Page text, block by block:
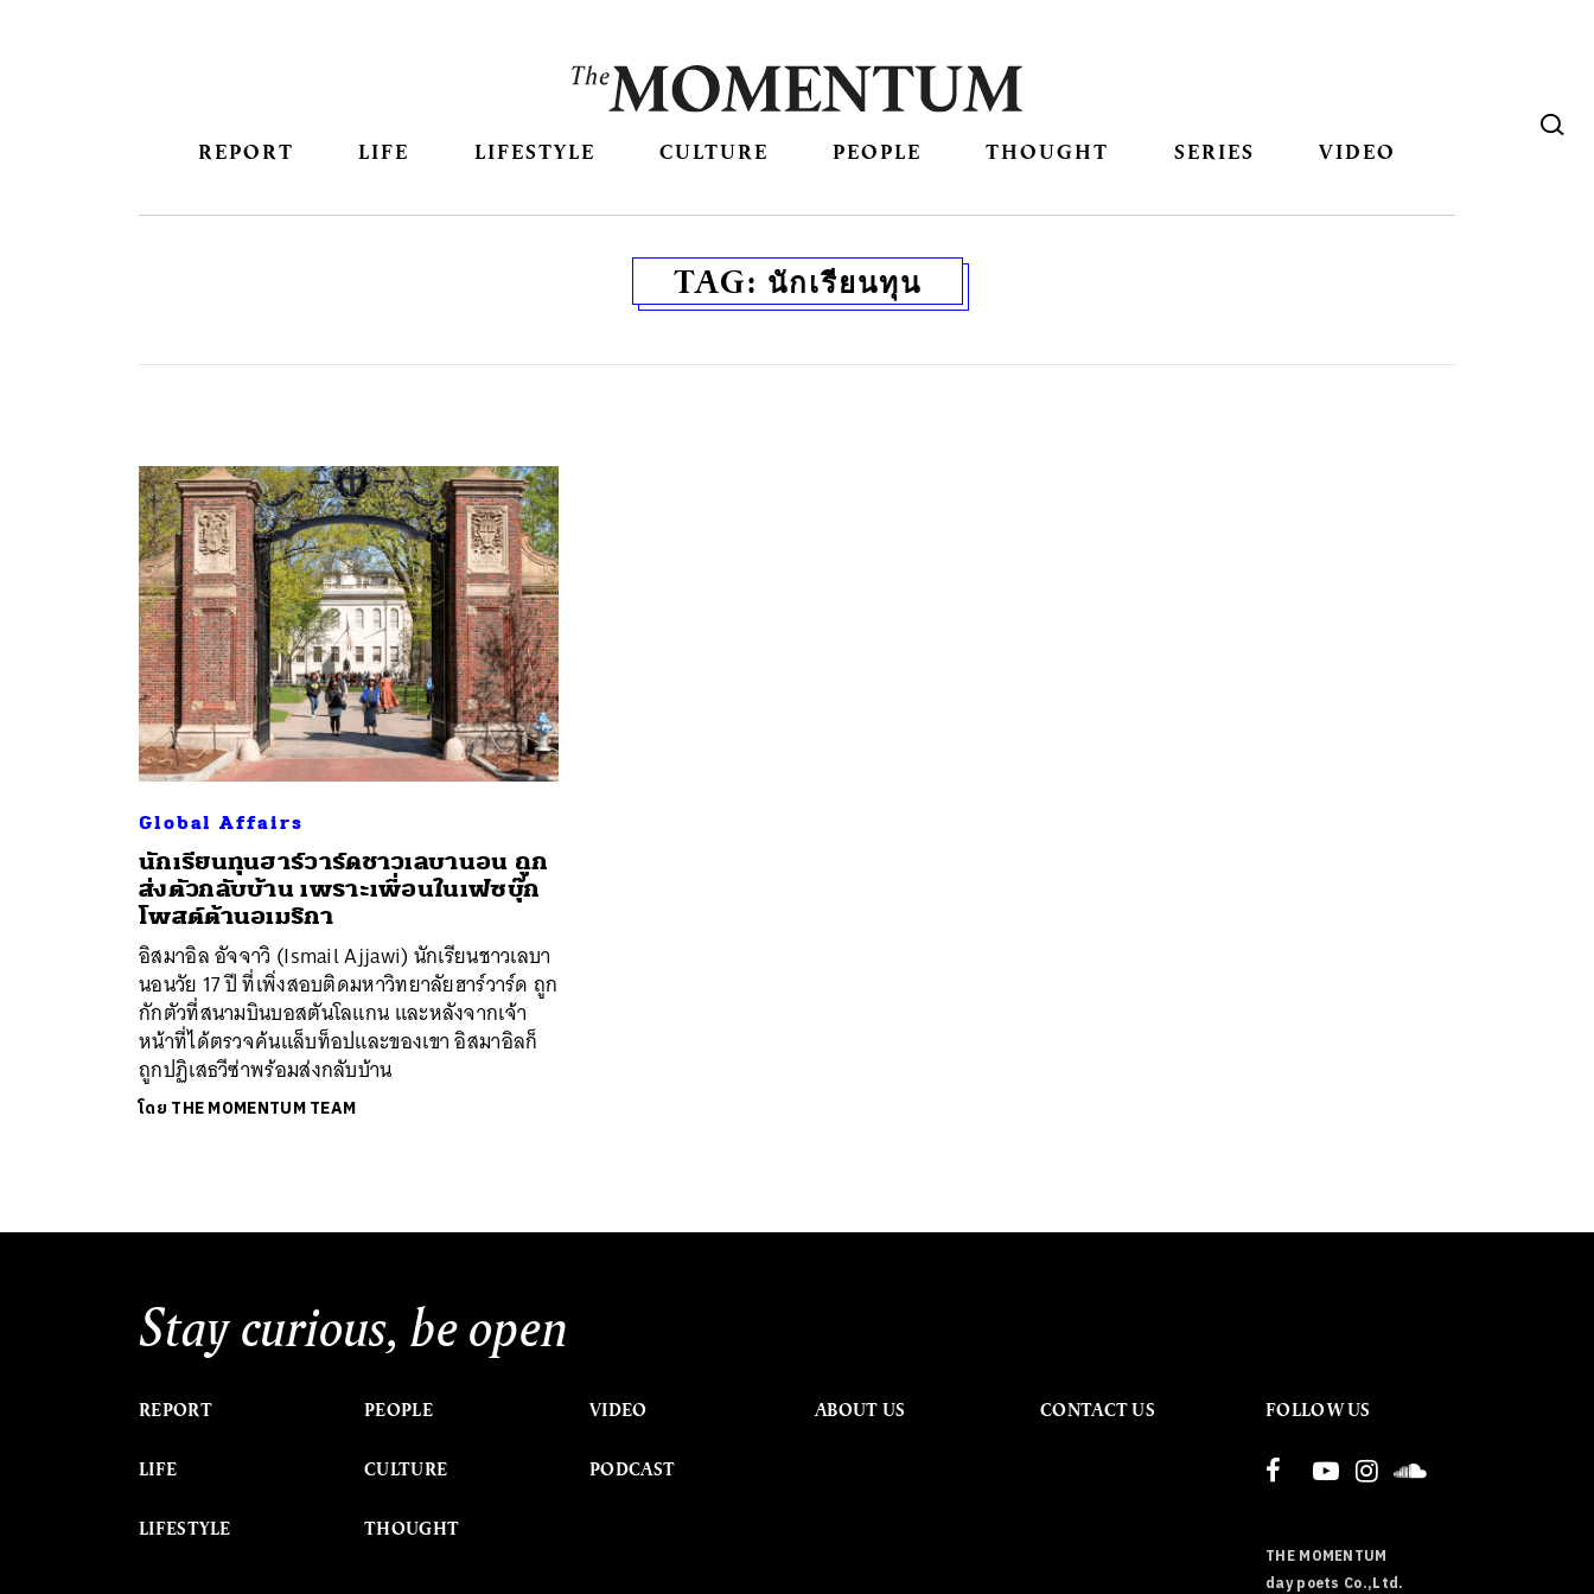
REPORT LIFE LIFESTYLE CULTURE PEOPLE THOUGHT SERIES VIDEO
TAG: นักเรียนทุน
Global Affairs
นักเรียนทุนฮาร์วาร์ดชาวเลบานอน ถูก
ส่งตัวกลับบ้าน เพราะเพื่อนในเฟซบุ๊ก
โพสต์ต้านอเมริกา
อิสมาอิล อัจจาวิ (Ismail Ajjawi) นักเรียนชาวเลบา
นอนวัย 17 ปี ที่เพิ่งสอบติดมหาวิทยาลัยฮาร์วาร์ด ถูก
กักตัวที่สนามบินบอสตันโลแกน และหลังจากเจ้า
หน้าที่ได้ตรวจค้นแล็บท็อปและของเขา อิสมาอิลก็
ถูกปฏิเสธวีซ่าพร้อมส่งกลับบ้าน
โดย THE MOMENTUM TEAM
Stay curious, be open
REPORT
LIFE
LIFESTYLE
PEOPLE
CULTURE
THOUGHT
VIDEO
PODCAST
ABOUT US CONTACT US FOLLOW US
THE MOMENTUM
day poets Co.,Ltd.
ค้นหา